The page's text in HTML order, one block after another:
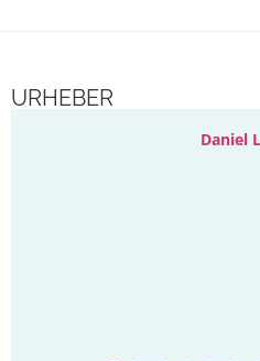
URHEBER
Daniel